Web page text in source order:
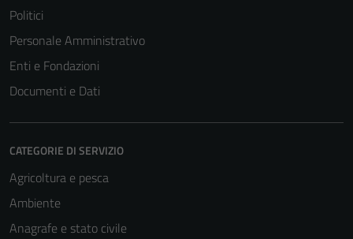
Politici
Personale Amministrativo
Enti e Fondazioni
Documenti e Dati
CATEGORIE DI SERVIZIO
Agricoltura e pesca
Ambiente
Anagrafe e stato civile